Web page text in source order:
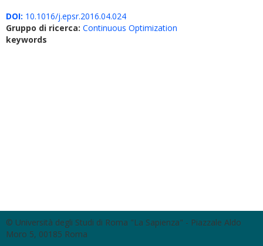
DOI: 10.1016/j.epsr.2016.04.024
Gruppo di ricerca: Continuous Optimization
keywords
© Università degli Studi di Roma "La Sapienza" - Piazzale Aldo
Moro 5, 00185 Roma